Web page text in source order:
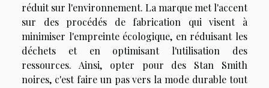
réduit sur l'environnement. La marque met l'accent
sur des procédés de fabrication qui visent à
minimiser l'empreinte écologique, en réduisant les
déchets et en optimisant l'utilisation des
ressources. Ainsi, opter pour des Stan Smith
noires, c'est faire un pas vers la mode durable tout